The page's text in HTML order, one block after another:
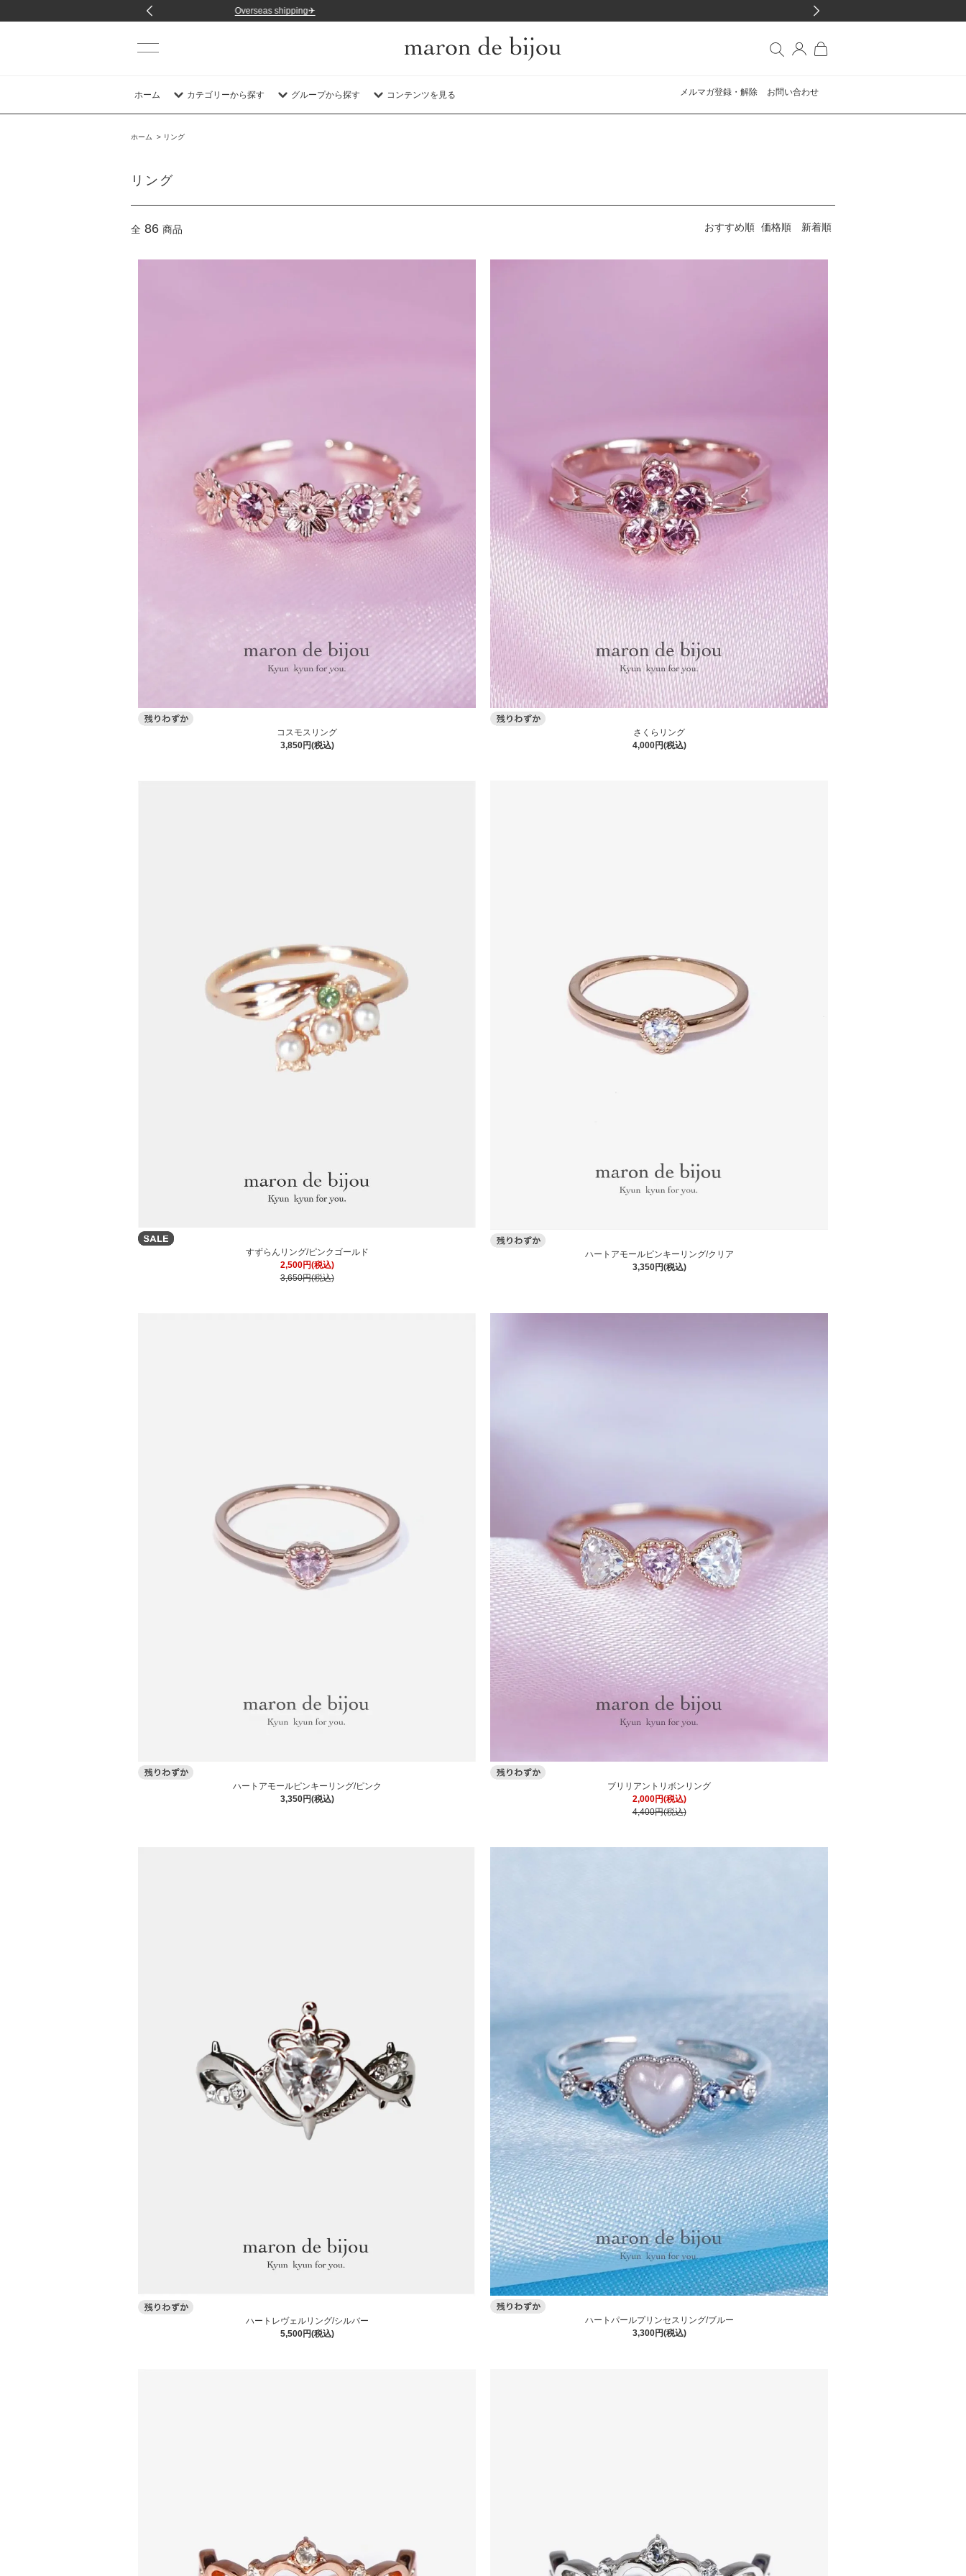
ホーム カテゴリーから探す グループから探す コンテンツを見る メルマガ登録・解除 お問い合わせ
ホーム > リング
リング
全 86 商品 おすすめ順 価格順 新着順
コスモスリング
3,850円(税込)
さくらリング
4,000円(税込)
すずらんリング/ピンクゴールド
2,500円(税込)
3,650円(税込)
ハートアモールピンキーリング/クリア
3,350円(税込)
ハートアモールピンキーリング/ピンク
3,350円(税込)
ブリリアントリボンリング
2,000円(税込)
4,400円(税込)
ハートレヴェルリング/シルバー
5,500円(税込)
ハートパールプリンセスリング/ブルー
3,300円(税込)